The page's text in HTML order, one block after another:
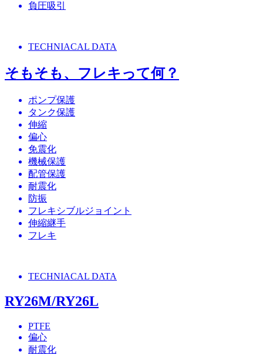
負圧吸引
TECHNIACAL DATA
そもそも、フレキって何？
ポンプ保護
タンク保護
伸縮
偏心
免震化
機械保護
配管保護
耐震化
防振
フレキシブルジョイント
伸縮継手
フレキ
TECHNIACAL DATA
RY26M/RY26L
PTFE
偏心
耐震化